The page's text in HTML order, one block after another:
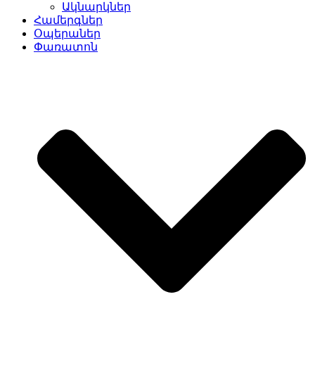
Ակնարկներ
Համերգներ
Օպերաներ
Փառատոն